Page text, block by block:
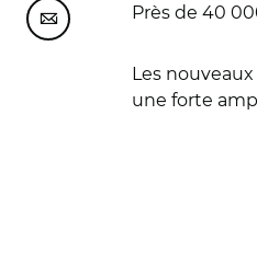
Partager cette page sur
Près de 40
Les
une forte